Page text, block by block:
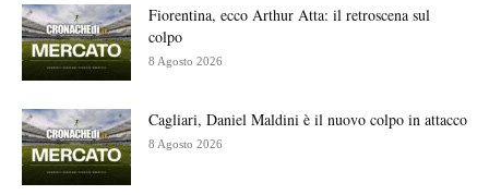
Fiorentina, ecco Arthur Atta: il retroscena sul
colpo
8 Agosto 2026
Cagliari, Daniel Maldini è il nuovo colpo in attacco
8 Agosto 2026